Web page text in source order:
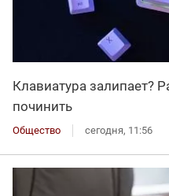
Клавиатура залипает?
починить
Общество сегодня, 11:56